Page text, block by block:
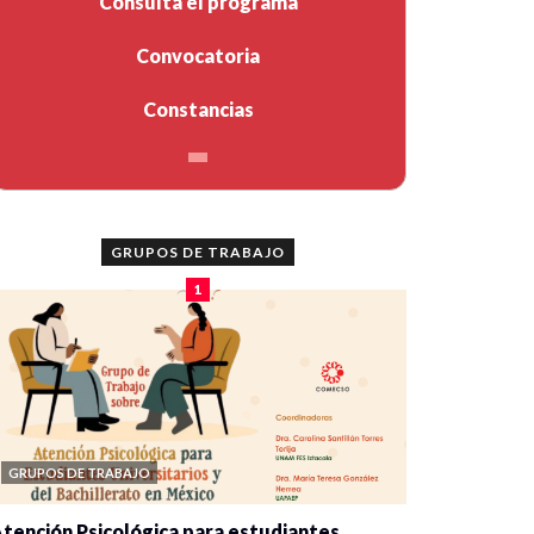
Convocatoria
Constancias
GRUPOS DE TRABAJO
1
GRUPOS DE TRABAJO